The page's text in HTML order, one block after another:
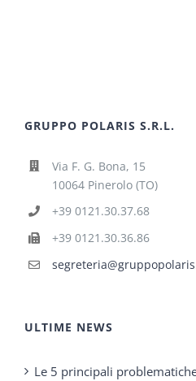
GRUPPO POLARIS S.R.L.
Via F. G. Bona, 15
10064 Pinerolo (TO)
+39 0121.30.37.68
+39 0121.30.36.86
ULTIME NEWS
Le 5 principali